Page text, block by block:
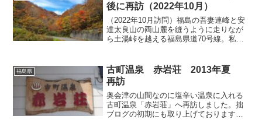
後に再訪（2022年10月）
（2022年10月訪問）福島の吾妻連峰と安
達太良山の両山麓を縫うように走りなが
ら土湯峠を越える福島県道70号線。私が
葉を楽しませていただきました。さて今
回目指すのは土湯...
福島県
古町温泉 赤岩荘 2013年夏
再訪
奥会津の山間なのに塩辛い温泉に入れる
古町温泉「赤岩荘」へ再訪しました。拙
ブログの初期にも取り上げております